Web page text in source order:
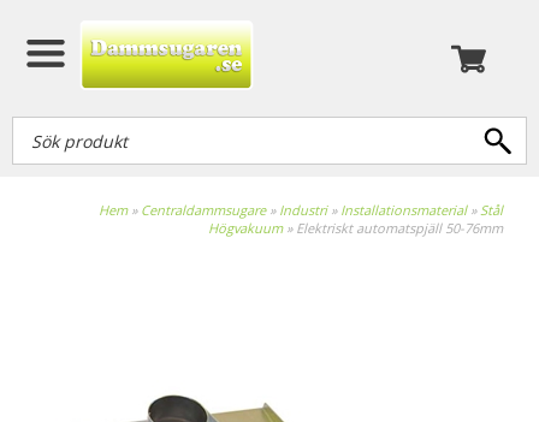
Hem» Centraldammsugare» Industri» Installationsmaterial» Stål
Högvakuum» Elektriskt automatspjäll 50-76mm